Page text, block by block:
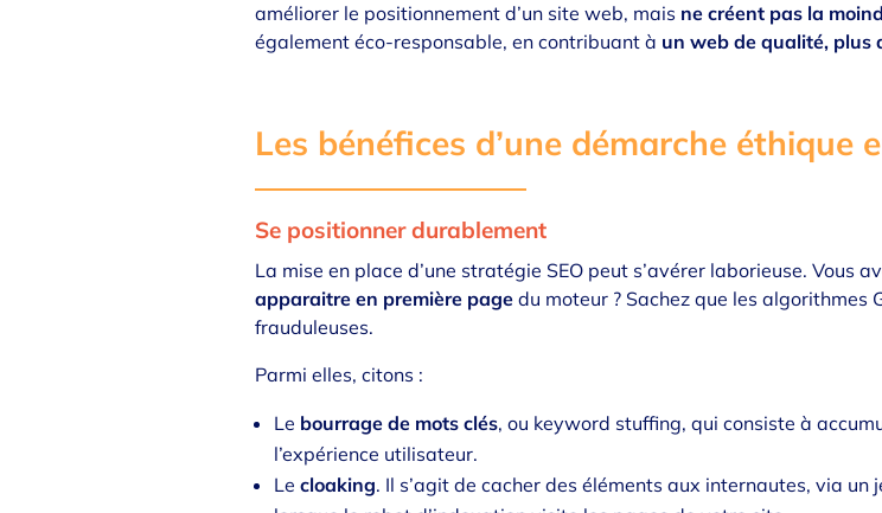
améliorer le positionnement d’un site web, mais ne créent pas la
également éco-responsable, en contribuant à un web de qualité, plus
Les bénéfices d’une démarche éthique
Se positionner durablement
La mise en place d’une stratégie SEO peut s’avérer laborieuse. Vous
apparaitre en première page du moteur ? Sachez que les
frauduleuses.
Parmi elles, citons :
Le bourrage de mots clés, ou keyword stuffing, qui consiste à
l’expérience utilisateur.
Lecloaking. Il s’agit de cacher des éléments aux internautes, via